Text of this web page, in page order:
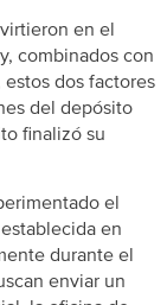
en el
combinados con
dos factores
del depósito
finalizó su
el
en
durante el
enviar un